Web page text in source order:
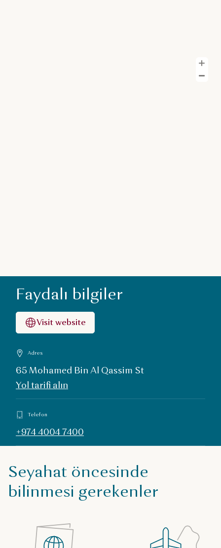
Faydalı bilgiler
Visit website
Adres
65 Mohamed Bin Al Qassim St
Yol tarifi alın
Telefon
+974 4004 7400
Seyahat öncesinde
bilinmesi gerekenler